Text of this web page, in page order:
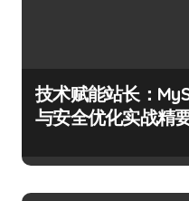
技术赋能站长：
与安全优化实战精